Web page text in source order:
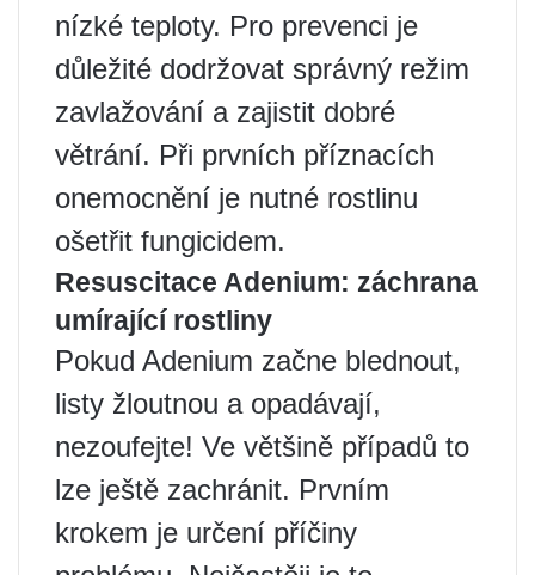
nízké teploty. Pro prevenci je
důležité dodržovat správný režim
zavlažování a zajistit dobré
větrání. Při prvních příznacích
onemocnění je nutné rostlinu
ošetřit fungicidem.
Resuscitace Adenium: záchrana
umírající rostliny
Pokud Adenium začne blednout,
listy žloutnou a opadávají,
nezoufejte! Ve většině případů to
lze ještě zachránit. Prvním
krokem je určení příčiny